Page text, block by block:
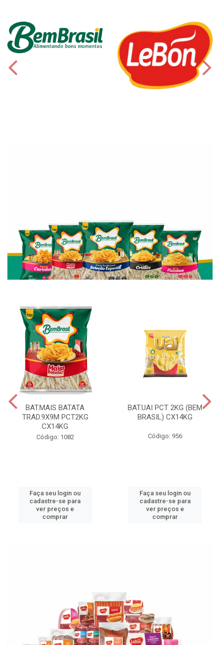
BAT.MAIS BATATA
TRAD.9X9M PCT2KG
CX14KG
Código: 1082
Faça seu login ou
cadastre-se para
ver preços e
comprar
BAT.UAI PCT 2KG (BEM
BRASIL) CX14KG
Código: 956
Faça seu login ou
cadastre-se para
ver preços e
comprar